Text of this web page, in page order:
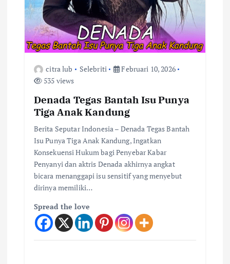
citra lub Selebriti
Februari 10, 2026
535 views
Denada Tegas Bantah Isu Punya
Tiga Anak Kandung
Berita Seputar Indonesia – Denada Tegas Bantah
Isu Punya Tiga Anak Kandung, Ingatkan
Konsekuensi Hukum bagi Penyebar Kabar
Penyanyi dan aktris Denada akhirnya angkat
bicara menanggapi isu sensitif yang menyebut
dirinya memiliki…
Spread the love